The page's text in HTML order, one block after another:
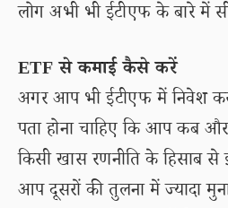
लोग अभी भी ईटीएफ के बारे में
ETF से कमाई कैसे करें
अगर आप भी ईटीएफ में निवेश
पता होना चाहिए कि आप कब
किसी खास रणनीति के हिसाब
आप दूसरों की तुलना में ज्यादा